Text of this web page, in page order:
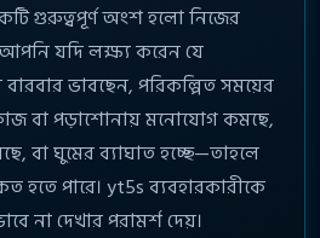
গুরুত্বপূর্ণ অংশ হলো নিজের
যদি লক্ষ্য করেন যে
ভাবছেন, পরিকল্পিত সময়ের
বা পড়াশোনায় মনোযোগ কমছে,
বা ঘুমের ব্যাঘাত হচ্ছে—তাহলে
হতে পারে। yt5s ব্যবহারকারীকে
না দেখার পরামর্শ দেয়।